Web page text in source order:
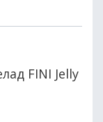
FINI Jelly